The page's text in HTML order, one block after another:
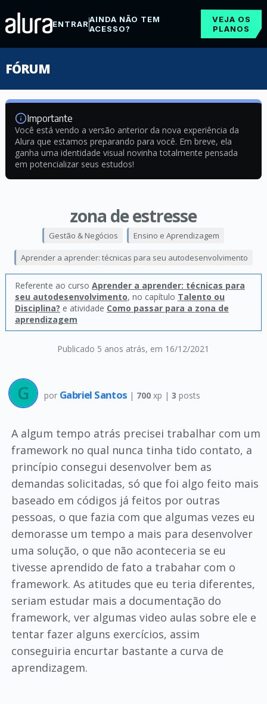
ENTRARAINDA NÃO TEM
ACESSO?
VEJA OS
PLANOS
FÓRUM
Importante
Você está vendo a versão anterior da nova experiência da
Alura que estamos preparando para você. Em breve, ela
ganha uma identidade visual novinha totalmente pensada
em potencializar seus estudos!
zona de estresse
Publicado 5 anos atrás, em 16/12/2021
Gestão & Negócios Ensino e Aprendizagem
Aprender a aprender: técnicas para seu autodesenvolvimento
Referente ao curso Aprender a aprender: técnicas para
seu autodesenvolvimento, no capítulo Talento ou
Disciplina? e atividade Como passar para a zona de
aprendizagem
por Gabriel Santos | 700xp | 3 posts
A algum tempo atrás precisei trabalhar com um
framework no qual nunca tinha tido contato, a
princípio consegui desenvolver bem as
demandas solicitadas, só que foi algo feito mais
baseado em códigos já feitos por outras
pessoas, o que fazia com que algumas vezes eu
demorasse um tempo a mais para desenvolver
uma solução, o que não aconteceria se eu
tivesse aprendido de fato a trabahar com o
framework. As atitudes que eu teria diferentes,
seriam estudar mais a documentação do
framework, ver algumas video aulas sobre ele e
tentar fazer alguns exercícios, assim
conseguiria encurtar bastante a curva de
aprendizagem.